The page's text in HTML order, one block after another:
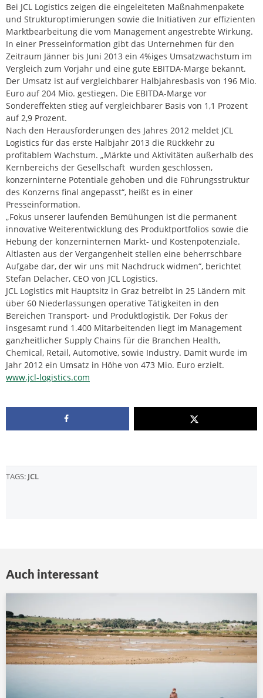
Bei JCL Logistics zeigen die eingeleiteten Maßnahmenpakete
und Strukturoptimierungen sowie die Initiativen zur effizienten
Marktbearbeitung die vom Management angestrebte Wirkung.
In einer Presseinformation gibt das Unternehmen für den
Zeitraum Jänner bis Juni 2013 ein 4%iges Umsatzwachstum im
Vergleich zum Vorjahr und eine gute EBITDA-Marge bekannt.
Der Umsatz ist auf vergleichbarer Halbjahresbasis von 196 Mio.
Euro auf 204 Mio. gestiegen. Die EBITDA-Marge vor
Sondereffekten stieg auf vergleichbarer Basis von 1,1 Prozent
auf 2,9 Prozent.
Nach den Herausforderungen des Jahres 2012 meldet JCL
Logistics für das erste Halbjahr 2013 die Rückkehr zu
profitablem Wachstum. „Märkte und Aktivitäten außerhalb des
Kernbereichs der Gesellschaft wurden geschlossen,
konzerninterne Potentiale gehoben und die Führungsstruktur
des Konzerns final angepasst“, heißt es in einer
Presseinformation.
„Fokus unserer laufenden Bemühungen ist die permanent
innovative Weiterentwicklung des Produktportfolios sowie die
Hebung der konzerninternen Markt- und Kostenpotenziale.
Altlasten aus der Vergangenheit stellen eine beherrschbare
Aufgabe dar, der wir uns mit Nachdruck widmen“, berichtet
Stefan Delacher, CEO von JCL Logistics.
JCL Logistics mit Hauptsitz in Graz betreibt in 25 Ländern mit
über 60 Niederlassungen operative Tätigkeiten in den
Bereichen Transport- und Produktlogistik. Der Fokus der
insgesamt rund 1.400 Mitarbeitenden liegt im Management
ganzheitlicher Supply Chains für die Branchen Health,
Chemical, Retail, Automotive, sowie Industry. Damit wurde im
Jahr 2012 ein Umsatz in Höhe von 473 Mio. Euro erzielt.
www.jcl-logistics.com
TAGS: JCL
Auch interessant